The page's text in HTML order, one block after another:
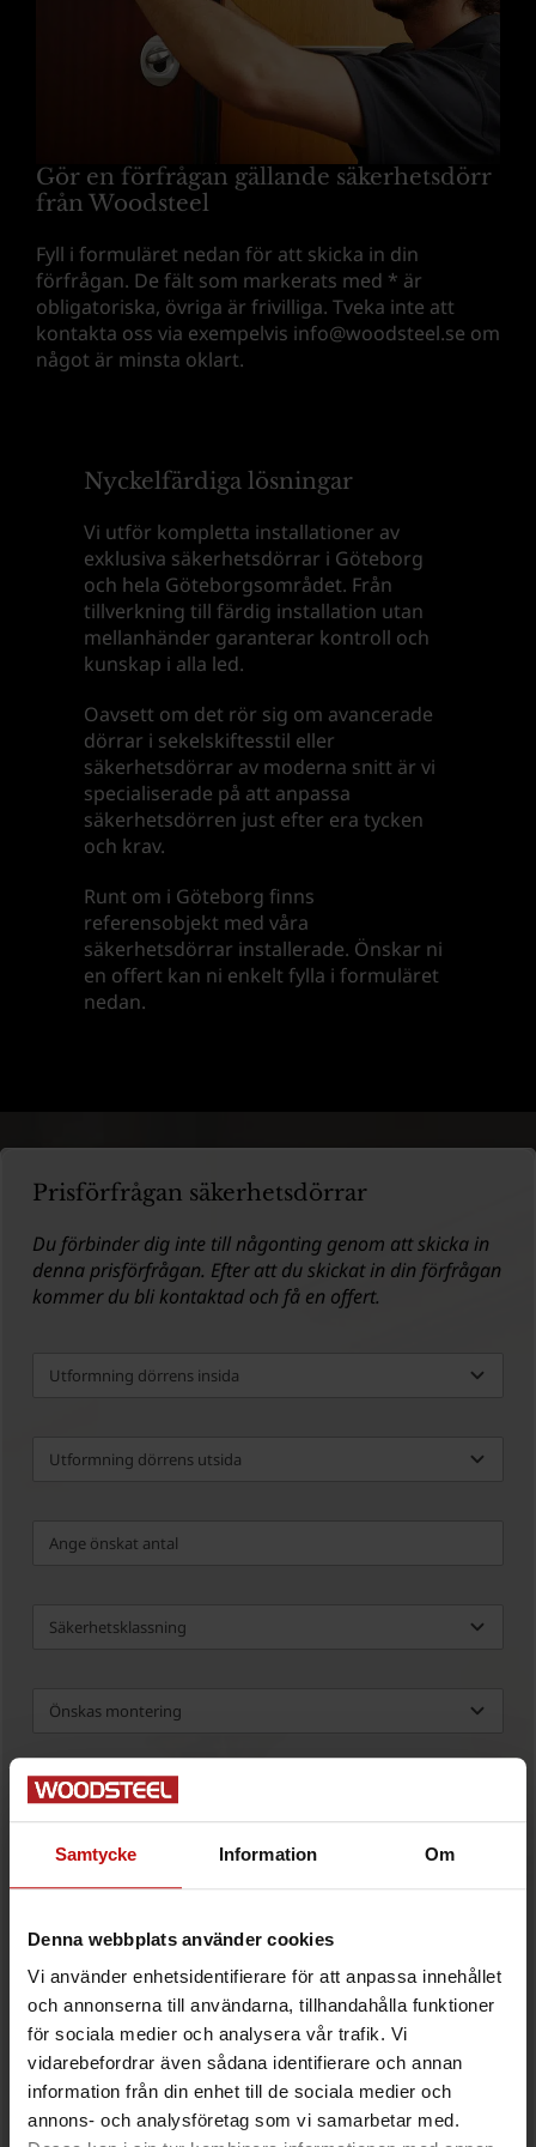
Samtycke Information Om
Denna webbplats använder cookies
Vi använder enhetsidentifierare för att anpassa innehållet
och annonserna till användarna, tillhandahålla funktioner
för sociala medier och analysera vår trafik. Vi
vidarebefordrar även sådana identifierare och annan
information från din enhet till de sociala medier och
annons- och analysföretag som vi samarbetar med.
Gör en förfrågan gällande säkerhetsdörr
från Woodsteel
Fyll i formuläret nedan för att skicka in din
förfrågan. De fält som markerats med * är
obligatoriska, övriga är frivilliga. Tveka inte att
kontakta oss via exempelvis info@woodsteel.se om
något är minsta oklart.
Nyckelfärdiga lösningar
Vi utför kompletta installationer av
exklusiva säkerhetsdörrar i Göteborg
och hela Göteborgsområdet. Från
tillverkning till färdig installation utan
mellanhänder garanterar kontroll och
kunskap i alla led.
Oavsett om det rör sig om avancerade
dörrar i sekelskiftesstil eller
säkerhetsdörrar av moderna snitt är vi
specialiserade på att anpassa
säkerhetsdörren just efter era tycken
och krav.
Runt om i Göteborg finns
referensobjekt med våra
säkerhetsdörrar installerade. Önskar ni
en offert kan ni enkelt fylla i formuläret
nedan.
Prisförfrågan säkerhetsdörrar
Du förbinder dig inte till någonting genom att skicka in
denna prisförfrågan. Efter att du skickat in din förfrågan
kommer du bli kontaktad och få en offert.